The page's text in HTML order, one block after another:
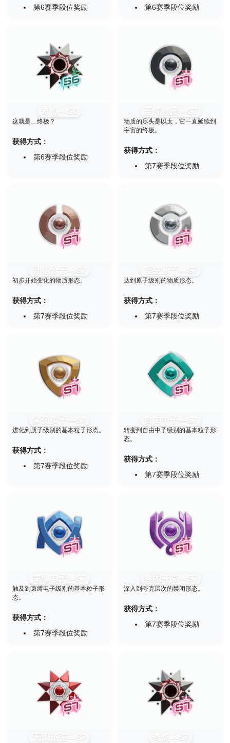
第6赛季段位奖励
第6赛季段位奖励
奇点—S6
这就是…终极？
获得方式：
第6赛季段位奖励
至纯物质—S7
物质的尽头是以太，它一直延续到
宇宙的终极。
获得方式：
第7赛季段位奖励
升格分子—S7
初步开始变化的物质形态。
获得方式：
第7赛季段位奖励
虚空原子—S7
达到原子级别的物质形态。
获得方式：
第7赛季段位奖励
聚变质子—S7
进化到质子级别的基本粒子形态。
获得方式：
第7赛季段位奖励
自由中子—S7
转变到自由中子级别的基本粒子形
态。
获得方式：
第7赛季段位奖励
束缚电子—S7
触及到束缚电子级别的基本粒子形
态。
获得方式：
第7赛季段位奖励
禁闭夸克—S7
深入到夸克层次的禁闭形态。
获得方式：
第7赛季段位奖励
无限超弦—S7 奇点—S7